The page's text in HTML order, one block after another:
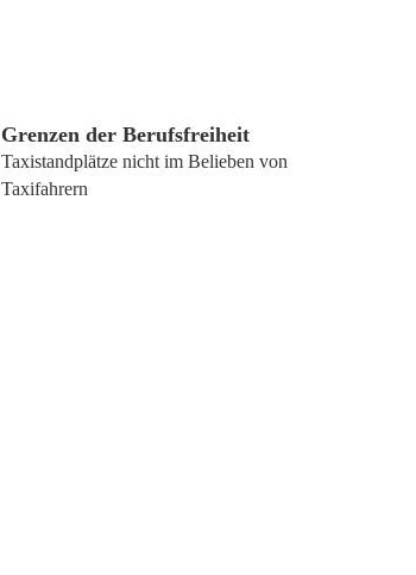
Grenzen der Berufsfreiheit
Taxistandplätze nicht im Belieben von
Taxifahrern